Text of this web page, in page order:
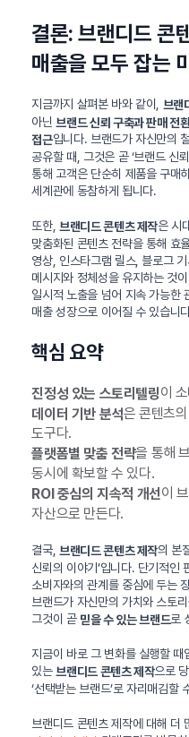
결론: 브랜디드 콘
매출을 모두 잡는
지금까지 살펴본 바와 같이, 브랜
아닌 브랜드 신뢰 구축과 판매 전
접근입니다. 브랜드가 자신만의
공유할 때, 그것은 곧 ‘브랜드 신
통해 고객은 단순히 제품을 구매
세계관에 동참하게 됩니다.
또한, 브랜디드 콘텐츠 제작은 시
맞춤화된 콘텐츠 전략을 통해 효
영상, 인스타그램 릴스, 블로그
메시지와 정체성을 유지하는 것
일시적 노출을 넘어 지속 가능한
매출 성장으로 이어질 수 있습니
핵심 요약
진정성 있는 스토리텔링이
데이터 기반 분석은 콘텐츠
도구다.
플랫폼별 맞춤 전략을 통해
동시에 확보할 수 있다.
ROI 중심의 지속적 개선이
자산으로 만든다.
결국, 브랜디드 콘텐츠 제작의 본
신뢰의 이야기’입니다. 단기적인
소비자와의 관계를 중심에 두는
브랜드가 자신만의 가치와 스토
그것이 곧 믿을 수 있는 브랜드로
지금이 바로 그 변화를 실행할 때
있는브랜디드 콘텐츠 제작으로
‘선택받는 브랜드’로 자리매김할
브랜디드 콘텐츠 제작에 대해 더